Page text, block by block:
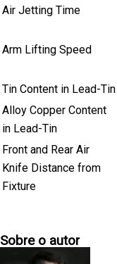
Air Jetting Time
Arm Lifting Speed
Tin Content in Lead-Tin
Alloy Copper Content
in Lead-Tin
Front and Rear Air
Knife Distance from
Fixture
Sobre o autor